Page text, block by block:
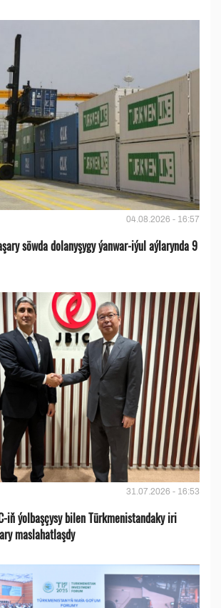
04.08.2026 - 16:57
söwda dolanyşygy ýanwar-iýul aýlarynda 9
31.07.2026 - 16:53
iň ýolbaşçysy bilen Türkmenistandaky iri
maslahatlaşdy